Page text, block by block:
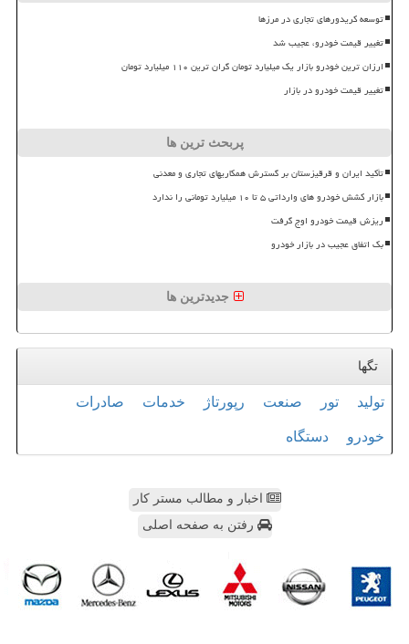
توسعه کریدورهای تجاری در مرزها
تغییر قیمت خودرو، عجیب شد
ارزان ترین خودرو بازار یک میلیارد تومان گران ترین ۱۱۰ میلیارد تومان
تغییر قیمت خودرو در بازار
پربحث ترین ها
تأکید ایران و قرقیزستان بر گسترش همکاریهای تجاری و معدنی
بازار کشش خودرو های وارداتی ۵ تا ۱۰ میلیارد تومانی را ندارد
ریزش قیمت خودرو اوج گرفت
بک اتفاق عجیب در بازار خودرو
جدیدترین ها
تگها
تولید تور صنعت رپورتاژ خدمات صادرات
خودرو دستگاه
اخبار و مطالب مستر کار
رفتن به صفحه اصلی